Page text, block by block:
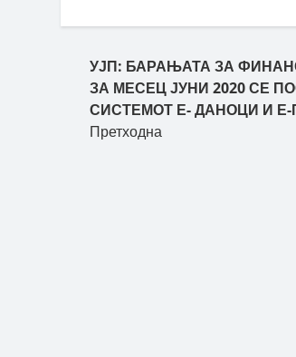
УЈП: БАРАЊАТА ЗА
ЗА МЕСЕЦ ЈУНИ 2020 СЕ
СИСТЕМОТ Е- ДАНОЦИ И Е-
Претходна